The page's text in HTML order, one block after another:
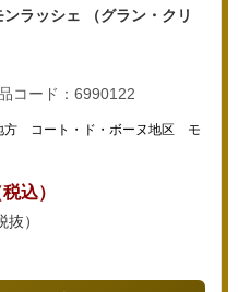
ラッシェ （グラン・クリ
コード：6990122
方 コート・ド・ボーヌ地区 モ
込）
）